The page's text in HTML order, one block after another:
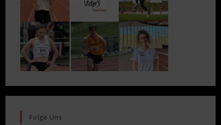
Folge Uns